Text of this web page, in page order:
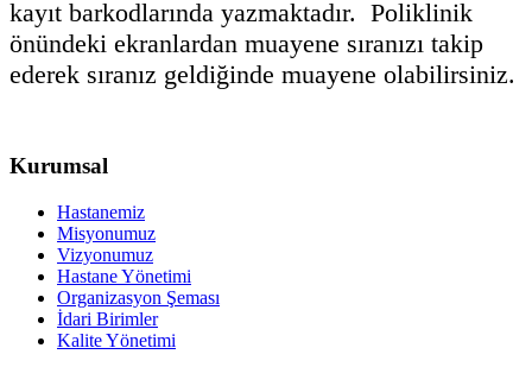
kayıt barkodlarında yazmaktadır. Poliklinik
önündeki ekranlardan muayene sıranızı takip
ederek sıranız geldiğinde muayene olabilirsiniz.
Kurumsal
Hastanemiz
Misyonumuz
Vizyonumuz
Hastane Yönetimi
Organizasyon Şeması
İdari Birimler
Kalite Yönetimi